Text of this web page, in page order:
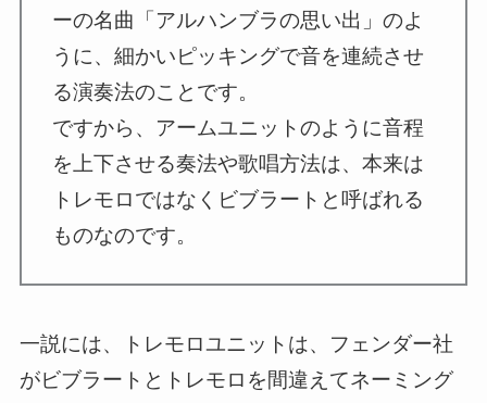
ーの名曲「アルハンブラの思い出」のよ
うに、細かいピッキングで音を連続させ
る演奏法のことです。
ですから、アームユニットのように音程
を上下させる奏法や歌唱方法は、本来は
トレモロではなくビブラートと呼ばれる
ものなのです。
一説には、トレモロユニットは、フェンダー社
がビブラートとトレモロを間違えてネーミング